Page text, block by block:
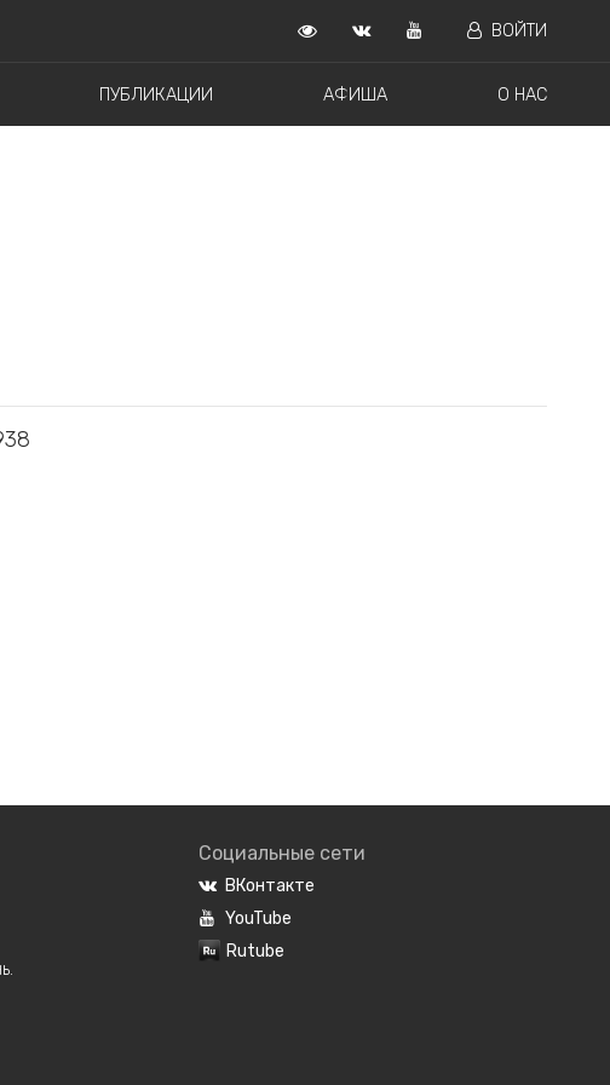
ВОЙТИ
ПУБЛИКАЦИИ АФИША О НАС
Социальные сети
ВКонтакте
YouTube
Rutube